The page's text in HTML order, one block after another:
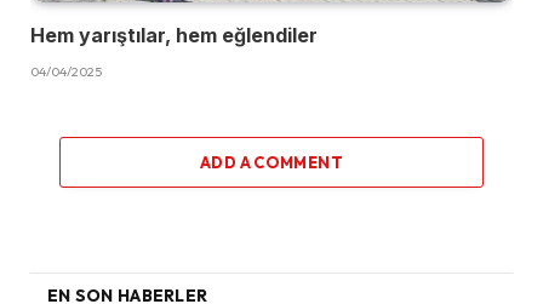
Hem yarıştılar, hem eğlendiler
04/04/2025
ADD A COMMENT
EN SON HABERLER